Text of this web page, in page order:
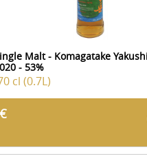
Malt - Komagatake
- 53%
cl (0.7L)